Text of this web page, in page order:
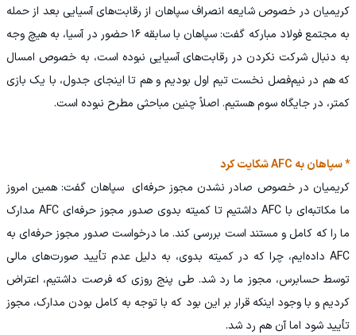
کریمیان در خصوص شایعه انصراف سپاهان از رقابت‌های آسیایی بعد از حمله
به مجتمع فولاد مبارکه گفت: سپاهان با سابقه ۱۶ حضور در آسیا، به هیچ وجه
به دنبال شرکت نکردن در رقابت‌های آسیایی نبوده است، به خصوص امسال
که هم در نیم‌فصل نخست تیم اول بودیم و هم تا اینجای جدول، با یک بازی
کمتر، در جایگاه سوم هستیم. اصلاً چنین مباحثی مطرح نبوده است.
* سپاهان به AFC شکایت کرد
کریمیان در خصوص صادر نشدن مجوز حرفه‌ای سپاهان گفت: همین امروز
ما مکاتبه‌ای با AFC داشتیم تا کمیته بدوی صدور مجوز حرفه‌ای AFC مدارک
ما را که کامل و مستند است بررسی کند. ما درخواست صدور مجوز حرفه‌ای به
AFC داده‌ایم، چرا که در کمیته بدوی، به دلیل عدم تأیید صورت‌های مالی
توسط حسابرس، مجوز ما رد شد. طی پنج روزی که فرصت داشتیم، اعتراض
کردیم و با وجود اینکه قرار بر این بود که با توجه به کامل بودن مدارک، مجوز
تأیید شود اما آن‌ هم رد شد.